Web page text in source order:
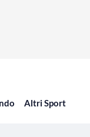
Altri Sport